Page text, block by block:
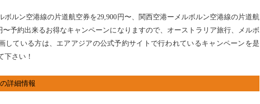
ボルン空港線の片道航空券を29,900円〜、関西空港ーメルボルン空港線の片道航
〜予約出来るお得なキャンペーンになりますので、オーストラリア旅行、メルボ
している方は、エアアジアの公式予約サイトで行われているキャンペーンを是
下さい！
詳細情報